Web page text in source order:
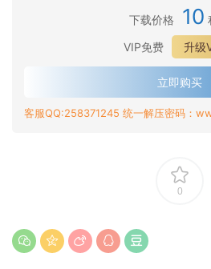
下载价格 10
VIP免费
升级
立即购买
客服QQ:258371245 统一解压密码：
0